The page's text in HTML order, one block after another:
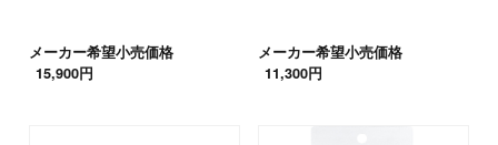
メーカー希望小売価格
15,900円
メーカー希望小売価格
11,300円